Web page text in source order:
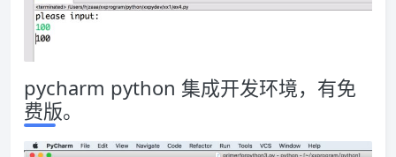
pycharm python 集成开发环境，有免
费版。